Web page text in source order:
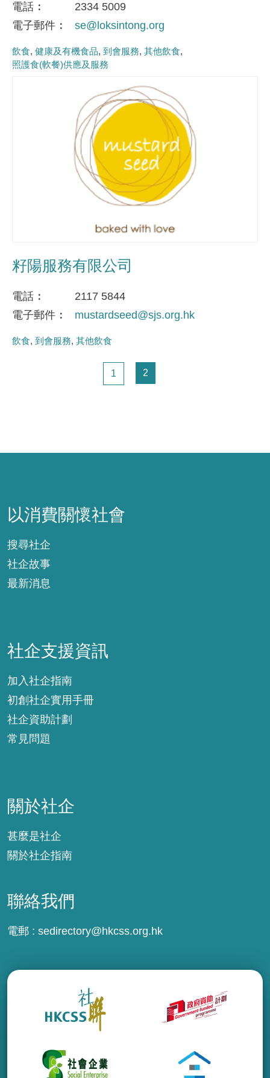
電話
2334 5009
電子郵件
se@loksintong.org
飲食 健康及有機食品 到會服務 其他飲食
照護食(軟餐)供應及服務
籽陽服務有限公司
電話
2117 5844
電子郵件
mustardseed@sjs.org.hk
飲食 到會服務 其他飲食
頁面
1 頁面
2
以消費關懷社會
搜尋社企
社企故事
最新消息
社企支援資訊
加入社企指南
初創社企實用手冊
社企資助計劃
常見問題
關於社企
甚麼是社企
關於社企指南
聯絡我們
電郵 : sedirectory@hkcss.org.hk